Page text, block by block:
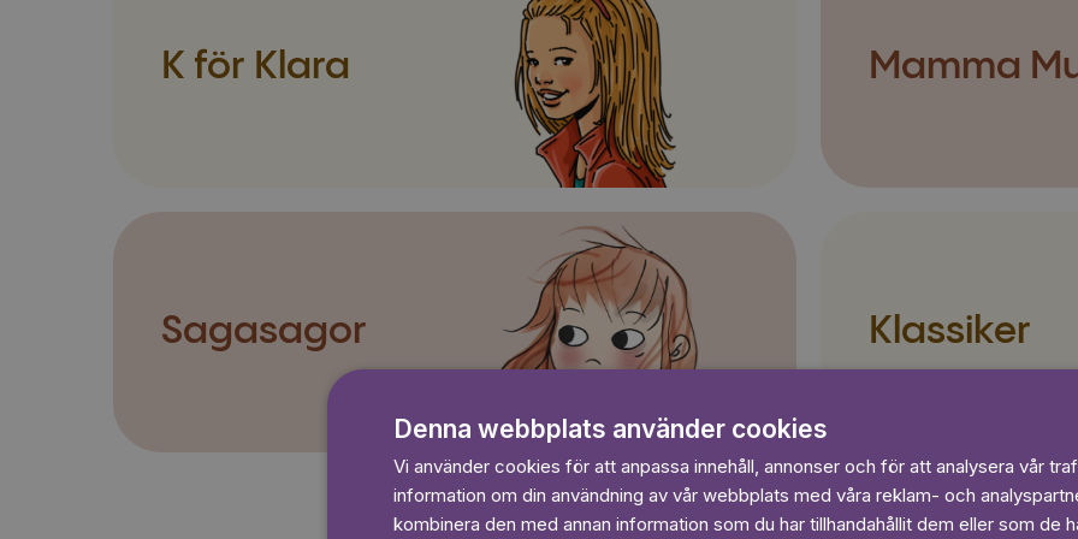
K för Klara Mamma
Sagasagor Klassiker
Denna webbplats använder cookies
Vi använder cookies för att anpassa innehåll, annonser och för att analysera vår
information om din användning av vår webbplats med våra reklam- och
kombinera den med annan information som du har tillhandahållit dem eller som de